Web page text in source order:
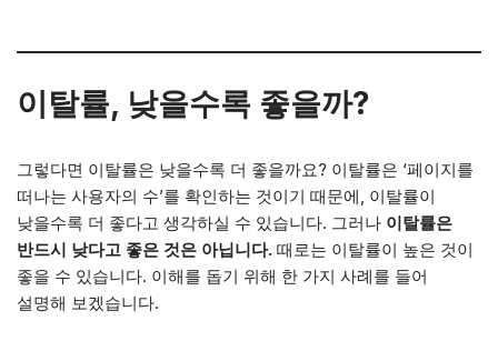
이탈률, 낮을수록 좋을까?
그렇다면 이탈률은 낮을수록 더 좋을까요? 이탈률은 ‘페이지를
떠나는 사용자의 수’를 확인하는 것이기 때문에, 이탈률이
낮을수록 더 좋다고 생각하실 수 있습니다. 그러나 이탈률은
반드시 낮다고 좋은 것은 아닙니다. 때로는 이탈률이 높은 것이
좋을 수 있습니다. 이해를 돕기 위해 한 가지 사례를 들어
설명해 보겠습니다.